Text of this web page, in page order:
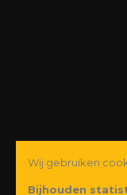
© Copyright 2026
Wij gebruiken
Bijhouden